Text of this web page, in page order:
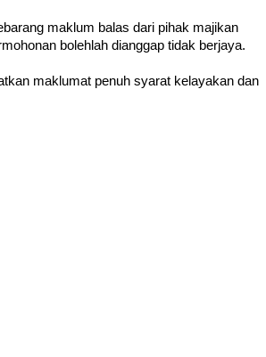
maklum balas dari pihak majikan
bolehlah dianggap tidak berjaya.
maklumat penuh syarat kelayakan dan